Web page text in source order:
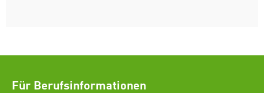
Für Berufsinformationen